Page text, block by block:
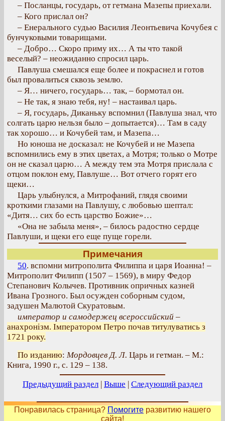
– Посланцы, государь, от гетмана Мазепы приехали.
– Кого прислал он?
– Енерального судью Василия Леонтьевича Кочубея с
бунчуковыми товарищами.
– Добро… Скоро приму их… А ты что такой
веселый? – неожиданно спросил царь.
Павлуша смешался еще более и покраснел и готов
был провалиться сквозь землю.
– Я… ничего, государь… так, – бормотал он.
– Не так, я знаю тебя, ну! – настаивал царь.
– Я, государь, Диканьку вспомнил (Павлуша знал, что
солгать царю нельзя было – допытается)… Там в саду
так хорошо… и Кочубей там, и Мазепа…
Но юноша не досказал: не Кочубей и не Мазепа
вспомнились ему в этих цветах, а Мотря; только о Мотре
он не сказал царю… А между тем эта Мотря прислала с
отцом поклон ему, Павлуше… Вот отчего горят его
щеки…
Царь улыбнулся, а Митрофаний, глядя своими
кроткими глазами на Павлушу, с любовью шептал:
«Дитя… сих бо есть царство Божие»…
«Она не забыла меня», – билось радостно сердце
Павлуши, и щеки его еще пуще горели.
Примечания
50. вспомни митрополита Филиппа и царя Иоанна! –
Митрополит Филипп (1507 – 1569), в миру Федор
Степанович Колычев. Противник опричных казней
Ивана Грозного. Был осужден соборным судом,
задушен Малютой Скуратовым.
император и самодержец всероссийский –
анахронізм. Імператором Петро почав титулуватись з
1721 року.
По изданию: Мордовцев Д. Л. Царь и гетман. – М.:
Книга, 1990 г., с. 129 – 138.
Предыдущий раздел | Выше | Следующий раздел
Понравилась страница? Помогите развитию нашего
сайта!